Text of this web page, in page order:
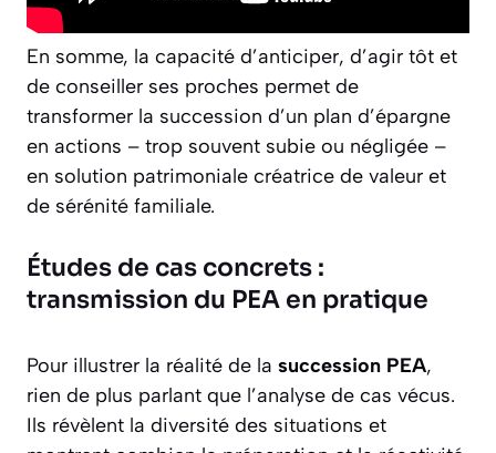
En somme, la capacité d’anticiper, d’agir tôt et
de conseiller ses proches permet de
transformer la succession d’un plan d’épargne
en actions – trop souvent subie ou négligée –
en solution patrimoniale créatrice de valeur et
de sérénité familiale.
Études de cas concrets :
transmission du PEA en pratique
Pour illustrer la réalité de la succession PEA,
rien de plus parlant que l’analyse de cas vécus.
Ils révèlent la diversité des situations et